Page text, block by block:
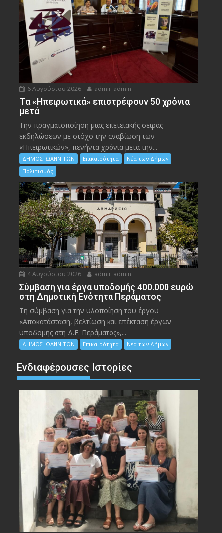
6 Αυγούστου 2026 admin admin
Tα «Ηπειρωτικά» επιστρέφουν 50 χρόνια
μετά
Την πραγματοποίηση μιας επετειακής σειράς
εκδηλώσεων με στόχο την αναβίωση των
«Ηπειρωτικών», πενήντα χρόνια μετά την...
ΔΗΜΟΣ ΙΩΑΝΝΙΤΩΝ Επικαιρότητα
Νέα των Δήμων
Πολιτισμός
4 Αυγούστου 2026 admin admin
Σύμβαση για έργα υποδομής 400.000 ευρώ
στη Δημοτική Ενότητα Περάματος
Τη σύμβαση για την υλοποίηση του έργου
«Αποκατάσταση, βελτίωση και επέκταση έργων
υποδομής στη Δ.Ε. Περάματος»,...
ΔΗΜΟΣ ΙΩΑΝΝΙΤΩΝ Επικαιρότητα Νέα των Δήμων
Ενδιαφέρουσες Ιστορίες